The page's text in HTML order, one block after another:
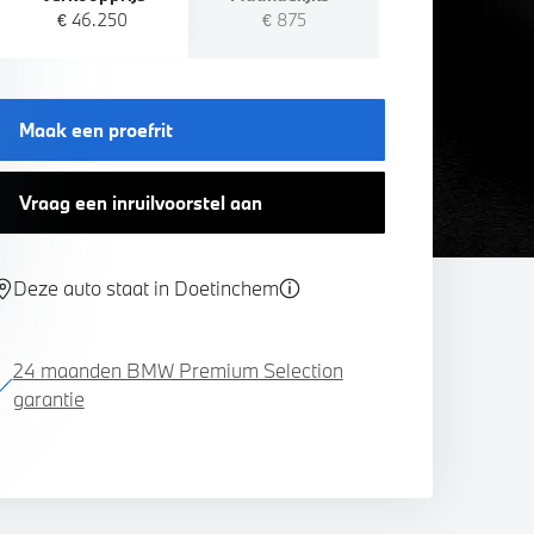
€ 46.250
€ 875
Maak een proefrit
Vraag een inruilvoorstel aan
Deze auto staat in Doetinchem
24 maanden BMW Premium Selection
garantie